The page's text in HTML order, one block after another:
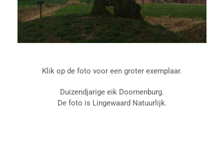
Klik op de foto voor een groter exemplaar.
Duizendjarige eik Doornenburg.
De foto is Lingewaard Natuurlijk.